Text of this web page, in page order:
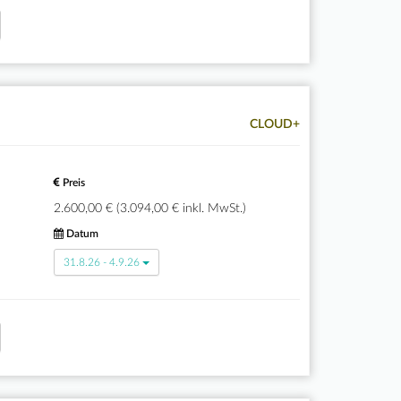
CLOUD+
Preis
2.600,00 € (3.094,00 € inkl. MwSt.)
Datum
31.8.26 - 4.9.26